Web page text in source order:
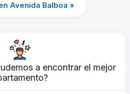
Avenida Balboa »
a encontrar el mejor